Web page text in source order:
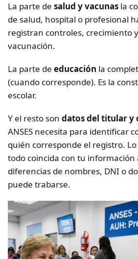
La parte de salud y vacunas la
de salud, hospital o profesional
registran controles, crecimiento
vacunación.
La parte de educación la
(cuando corresponde). Es la
escolar.
Y el resto son datos del titular y
ANSES necesita para identificar
quién corresponde el registro.
todo coincida con tu información
diferencias de nombres, DNI o
puede trabarse.